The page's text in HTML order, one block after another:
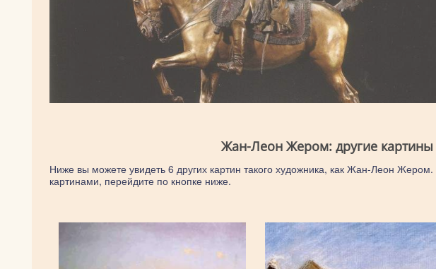
Жан-Леон Жером: другие картины
Ниже вы можете увидеть 6 других картин такого художника, как Жан-Леон
картинами, перейдите по кнопке ниже.